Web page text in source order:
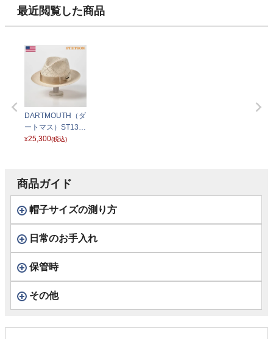
最近閲覧した商品
DARTMOUTH（ダ
ートマス）ST134
ホワイト
¥25,300(税込)
商品ガイド
帽子サイズの測り方
日常のお手入れ
保管時
その他